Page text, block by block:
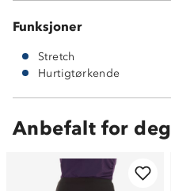
Funksjoner
Stretch
Hurtigtørkende
Anbefalt for deg